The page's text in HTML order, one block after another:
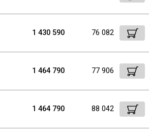
1 430 590 76 082
1 464 790 77 906
1 464 790 88 042